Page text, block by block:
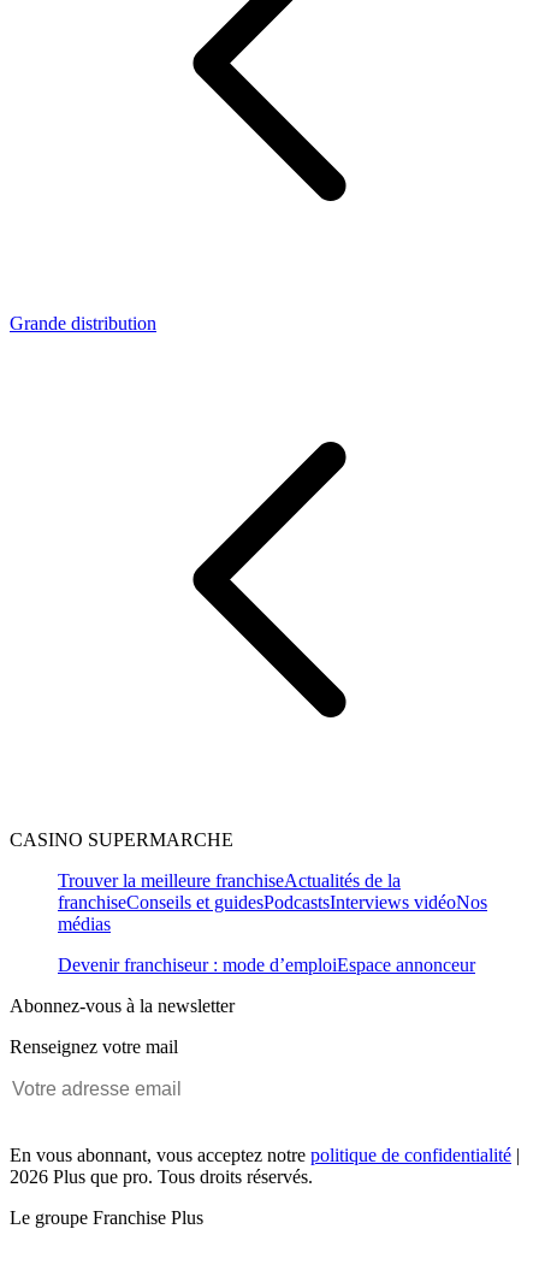
Grande distribution
CASINO SUPERMARCHE
Trouver la meilleure franchiseActualités de la
franchiseConseils et guidesPodcastsInterviews vidéoNos
médias
Devenir franchiseur : mode d’emploiEspace annonceur
Abonnez-vous à la newsletter
Renseignez votre mail
En vous abonnant, vous acceptez notre politique de confidentialité |
2026 Plus que pro. Tous droits réservés.
Le groupe Franchise Plus